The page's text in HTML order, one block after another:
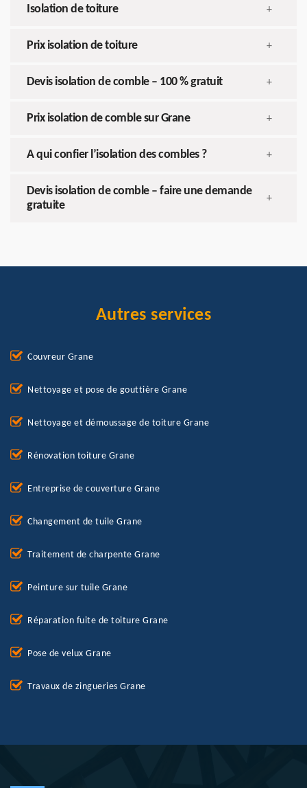
Isolation de toiture +
Prix isolation de toiture +
Devis isolation de comble – 100 % gratuit +
Prix isolation de comble sur Grane +
A qui confier l’isolation des combles ? +
Devis isolation de comble – faire une demande
gratuite
+
Autres services
Couvreur Grane
Nettoyage et pose de gouttière Grane
Nettoyage et démoussage de toiture Grane
Rénovation toiture Grane
Entreprise de couverture Grane
Changement de tuile Grane
Traitement de charpente Grane
Peinture sur tuile Grane
Réparation fuite de toiture Grane
Pose de velux Grane
Travaux de zingueries Grane